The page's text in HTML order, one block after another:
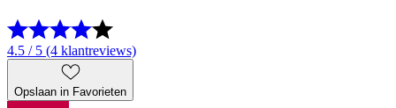
4.5 / 5 (4 klantreviews)
Opslaan in Favorieten